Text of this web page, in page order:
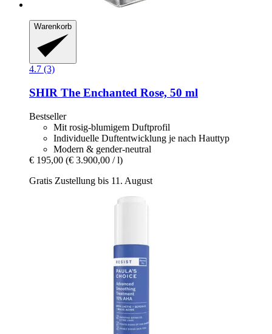
Warenkorb
4.7 (3)
SHIR The Enchanted Rose, 50 ml
Bestseller
Mit rosig-blumigem Duftprofil
Individuelle Duftentwicklung je nach Hauttyp
Modern & gender-neutral
€ 195,00 (€ 3.900,00 / l)
Gratis Zustellung bis 11. August